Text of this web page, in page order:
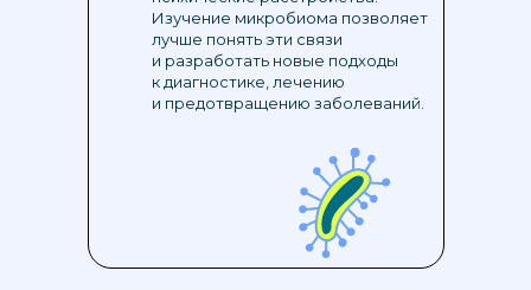
Изучение микробиома позволяет
лучше понять эти связи
и разработать новые подходы
к диагностике, лечению
и предотвращению заболеваний.